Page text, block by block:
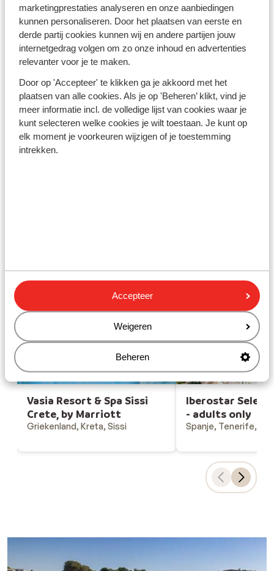
marketingprestaties analyseren en onze aanbiedingen
kunnen personaliseren. Door het plaatsen van eerste en
derde partij cookies kunnen wij en andere partijen jouw
internetgedrag volgen om zo onze inhoud en advertenties
relevanter voor je te maken.
Door op 'Accepteer' te klikken ga je akkoord met het
plaatsen van alle cookies. Als je op 'Beheren’ klikt, vind je
meer informatie incl. de volledige lijst van cookies waar je
kunt selecteren welke cookies je wilt toestaan. Je kunt op
elk moment je voorkeuren wijzigen of je toestemming
intrekken.
Accepteer
Weigeren
Beheren
Winterzon Egypte: all-in
vanaf €599 p.p.
Bekijk deals
Bekijk onze unieke toplocaties
Vasia Resort & Spa Sissi
Crete, by Marriott
Griekenland, Kreta, Sissi
Iberostar
- adults only
Spanje, Tenerife,